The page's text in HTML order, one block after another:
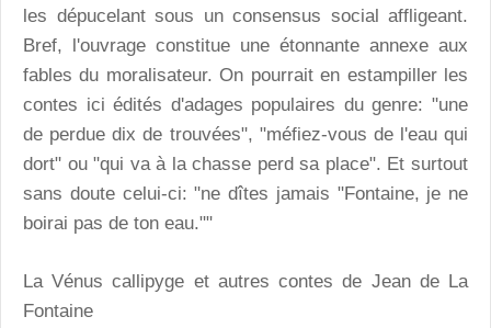
les dépucelant sous un consensus social affligeant.
Bref, l'ouvrage constitue une étonnante annexe aux
fables du moralisateur. On pourrait en estampiller les
contes ici édités d'adages populaires du genre: "une
de perdue dix de trouvées", "méfiez-vous de l'eau qui
dort" ou "qui va à la chasse perd sa place". Et surtout
sans doute celui-ci: "ne dîtes jamais "Fontaine, je ne
boirai pas de ton eau.""
La Vénus callipyge et autres contes de Jean de La
Fontaine